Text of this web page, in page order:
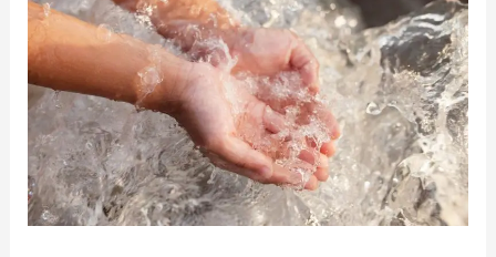
atraer
abundancia
positiva?